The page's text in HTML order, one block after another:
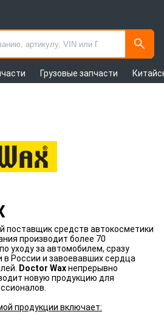
Грузовые запчасти
поставщик средств автокосметики
производит более 70
уходу за автомобилем, сразу
России и завоевавших сердца
Doctor Waxнепрерывно
новую продукцию для
продукции включает: